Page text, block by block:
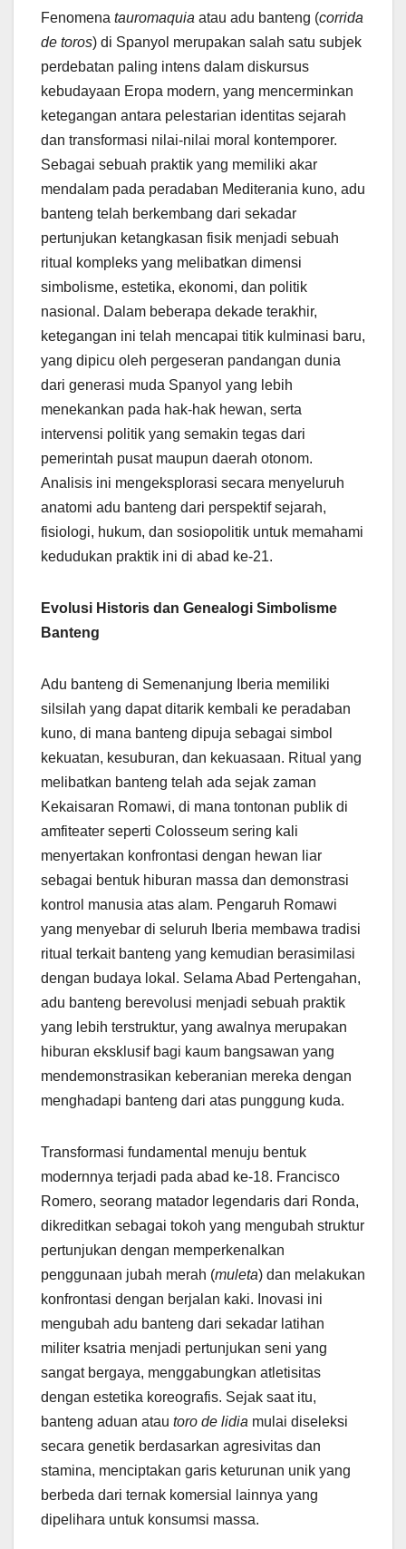
Fenomena tauromaquia atau adu banteng (corrida
de toros) di Spanyol merupakan salah satu subjek
perdebatan paling intens dalam diskursus
kebudayaan Eropa modern, yang mencerminkan
ketegangan antara pelestarian identitas sejarah
dan transformasi nilai-nilai moral kontemporer.
Sebagai sebuah praktik yang memiliki akar
mendalam pada peradaban Mediterania kuno, adu
banteng telah berkembang dari sekadar
pertunjukan ketangkasan fisik menjadi sebuah
ritual kompleks yang melibatkan dimensi
simbolisme, estetika, ekonomi, dan politik
nasional. Dalam beberapa dekade terakhir,
ketegangan ini telah mencapai titik kulminasi baru,
yang dipicu oleh pergeseran pandangan dunia
dari generasi muda Spanyol yang lebih
menekankan pada hak-hak hewan, serta
intervensi politik yang semakin tegas dari
pemerintah pusat maupun daerah otonom.
Analisis ini mengeksplorasi secara menyeluruh
anatomi adu banteng dari perspektif sejarah,
fisiologi, hukum, dan sosiopolitik untuk memahami
kedudukan praktik ini di abad ke-21.
Evolusi Historis dan Genealogi Simbolisme
Banteng
Adu banteng di Semenanjung Iberia memiliki
silsilah yang dapat ditarik kembali ke peradaban
kuno, di mana banteng dipuja sebagai simbol
kekuatan, kesuburan, dan kekuasaan. Ritual yang
melibatkan banteng telah ada sejak zaman
Kekaisaran Romawi, di mana tontonan publik di
amfiteater seperti Colosseum sering kali
menyertakan konfrontasi dengan hewan liar
sebagai bentuk hiburan massa dan demonstrasi
kontrol manusia atas alam. Pengaruh Romawi
yang menyebar di seluruh Iberia membawa tradisi
ritual terkait banteng yang kemudian berasimilasi
dengan budaya lokal. Selama Abad Pertengahan,
adu banteng berevolusi menjadi sebuah praktik
yang lebih terstruktur, yang awalnya merupakan
hiburan eksklusif bagi kaum bangsawan yang
mendemonstrasikan keberanian mereka dengan
menghadapi banteng dari atas punggung kuda.
Transformasi fundamental menuju bentuk
modernnya terjadi pada abad ke-18. Francisco
Romero, seorang matador legendaris dari Ronda,
dikreditkan sebagai tokoh yang mengubah struktur
pertunjukan dengan memperkenalkan
penggunaan jubah merah (muleta) dan melakukan
konfrontasi dengan berjalan kaki. Inovasi ini
mengubah adu banteng dari sekadar latihan
militer ksatria menjadi pertunjukan seni yang
sangat bergaya, menggabungkan atletisitas
dengan estetika koreografis. Sejak saat itu,
banteng aduan atau toro de lidia mulai diseleksi
secara genetik berdasarkan agresivitas dan
stamina, menciptakan garis keturunan unik yang
berbeda dari ternak komersial lainnya yang
dipelihara untuk konsumsi massa.